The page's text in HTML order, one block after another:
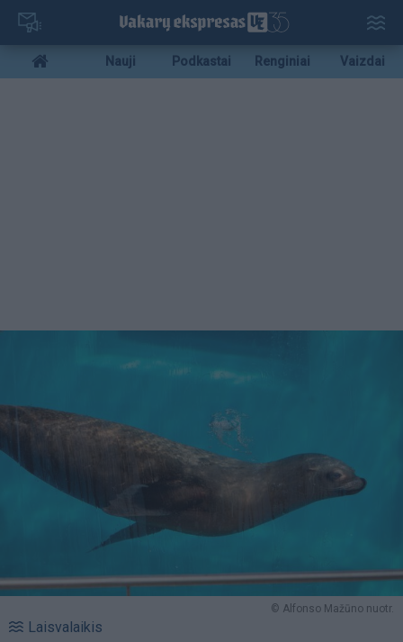
Pereiti
pagrindinį
turinį
Mobile
menu
Nauji Podkastai Renginiai Vaizdai
© Alfonso Mažūno nuotr.
Laisvalaikis